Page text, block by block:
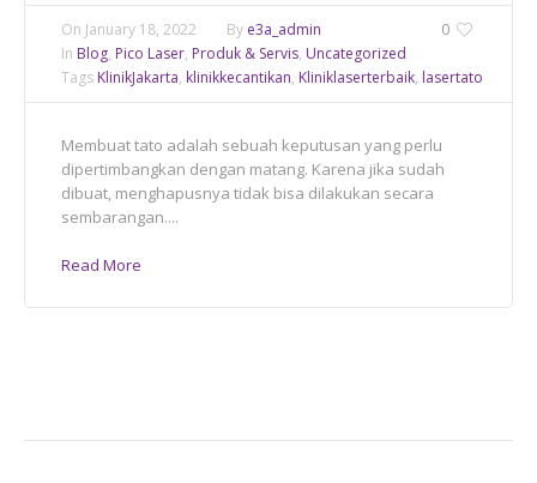
0
On January 18, 2022 By e3a_admin
In Blog, Pico Laser, Produk & Servis, Uncategorized
Tags KlinikJakarta, klinikkecantikan, Kliniklaserterbaik, lasertato
Membuat tato adalah sebuah keputusan yang perlu
dipertimbangkan dengan matang. Karena jika sudah
dibuat, menghapusnya tidak bisa dilakukan secara
sembarangan....
Read More